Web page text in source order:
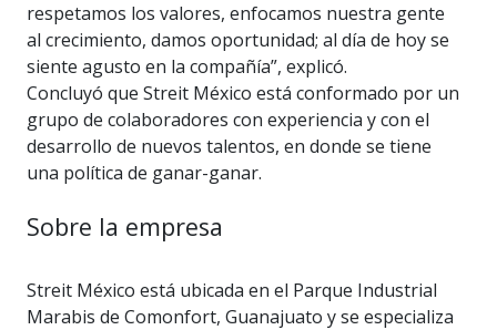
respetamos los valores, enfocamos nuestra gente
al crecimiento, damos oportunidad; al día de hoy se
siente agusto en la compañía”, explicó.
Concluyó que Streit México está conformado por un
grupo de colaboradores con experiencia y con el
desarrollo de nuevos talentos, en donde se tiene
una política de ganar-ganar.
Sobre la empresa
Streit México está ubicada en el Parque Industrial
Marabis de Comonfort, Guanajuato y se especializa